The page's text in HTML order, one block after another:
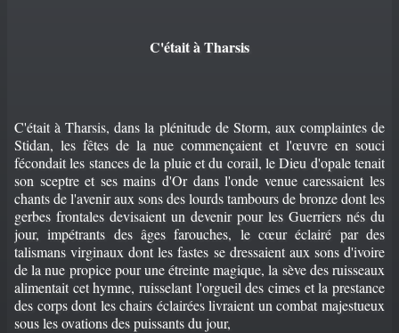
C'était à Tharsis
C'était à Tharsis, dans la plénitude de Storm, aux complaintes de
Stidan, les fêtes de la nue commençaient et l'œuvre en souci
fécondait les stances de la pluie et du corail, le Dieu d'opale tenait
son sceptre et ses mains d'Or dans l'onde venue caressaient les
chants de l'avenir aux sons des lourds tambours de bronze dont les
gerbes frontales devisaient un devenir pour les Guerriers nés du
jour, impétrants des âges farouches, le cœur éclairé par des
talismans virginaux dont les fastes se dressaient aux sons d'ivoire
de la nue propice pour une étreinte magique, la sève des ruisseaux
alimentait cet hymne, ruisselant l'orgueil des cimes et la prestance
des corps dont les chairs éclairées livraient un combat majestueux
sous les ovations des puissants du jour,